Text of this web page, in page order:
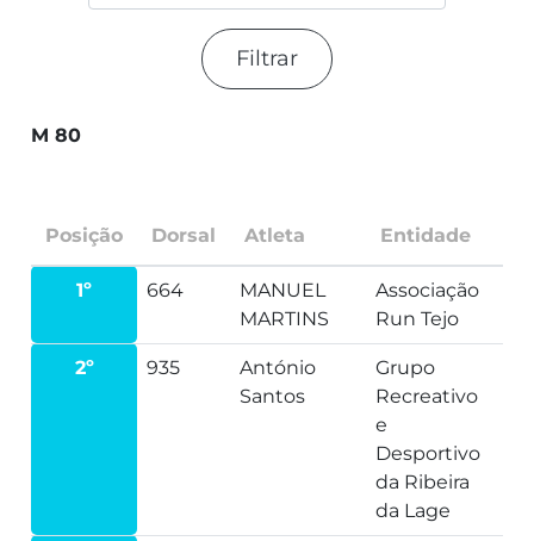
Filtrar
M 80
Posição Dorsal Atleta Entidade
1º 664
MANUEL
MARTINS
Associação
Run Tejo
2º 935
António
Santos
Grupo
Recreativo
e
Desportivo
da Ribeira
da Lage